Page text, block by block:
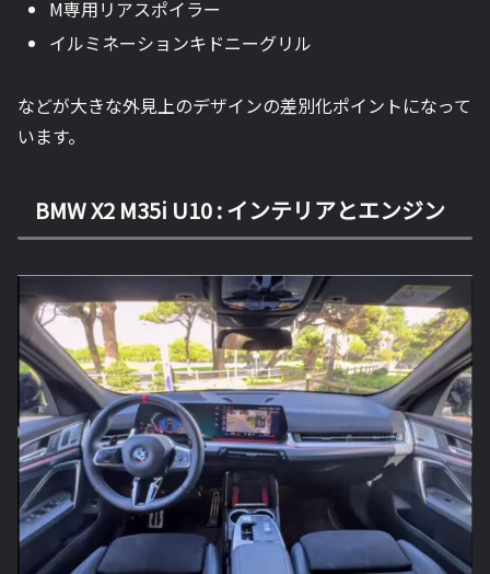
M専用リアスポイラー
イルミネーションキドニーグリル
などが大きな外見上のデザインの差別化ポイントになって
います。
BMW X2 M35i U10 : インテリアとエンジン